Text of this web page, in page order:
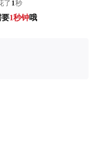
了 1秒
要1秒钟哦